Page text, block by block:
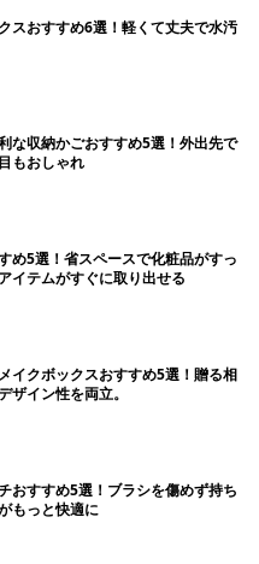
スおすすめ6選！軽くて丈夫で水汚
な収納かごおすすめ5選！外出先で
もおしゃれ
め5選！省スペースで化粧品がすっ
イテムがすぐに取り出せる
イクボックスおすすめ5選！贈る相
ザイン性を両立。
おすすめ5選！ブラシを傷めず持ち
もっと快適に